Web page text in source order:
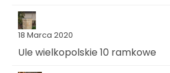
18 Marca 2020
Ule wielkopolskie 10 ramkowe